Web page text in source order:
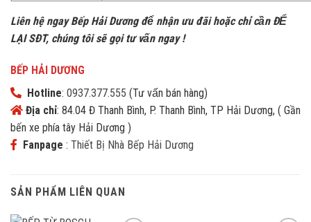
Liên hệ ngay Bếp Hải Dương để nhận ưu đãi hoặc chỉ cần ĐỂ
LẠI SĐT, chúng tôi sẽ gọi tư vấn ngay !
BẾP HẢI DƯƠNG
Hotline: 0937.377.555 (Tư vấn bán hàng)
Địa chỉ: 84.04 Đ Thanh Bình, P. Thanh Bình, TP Hải Dương, ( Gần
bến xe phía tây Hải Dương )
Fanpage : Thiết Bị Nhà Bếp Hải Dương
SẢN PHẨM LIÊN QUAN